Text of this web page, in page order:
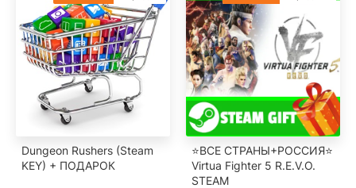
Dungeon Rushers (Steam
KEY) + ПОДАРОК
⭐️ВСЕ СТРАНЫ+РОССИЯ⭐️
Virtua Fighter 5 R.E.V.O.
STEAM